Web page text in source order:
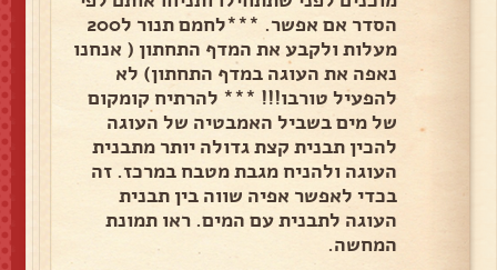
הסדר אם אפשר. ***לחמם תנור ל200
מעלות ולקבע את המדף התחתון ( אנחנו
נאפה את העוגה במדף התחתון) לא
להפעיל טורבו!!! *** להרתיח קומקום
של מים בשביל האמבטיה של העוגה
להכין תבנית קצת גדולה יותר מתבנית
העוגה ולהניח מגבת מטבח במרכז. זה
בכדי לאפשר אפיה שווה בין תבנית
העוגה לתבנית עם המים. ראו תמונת
המחשה.